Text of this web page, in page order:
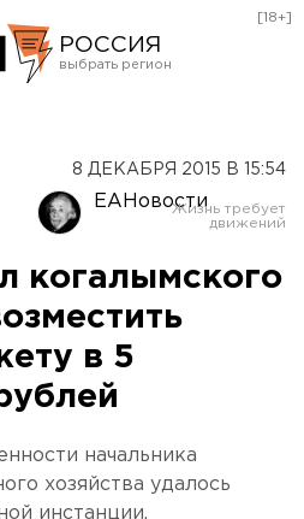
РОССИЯ
Оренбург
[18+]
8 ДЕКАБРЯ 2015 В 15:54
ЕАНовости
когалымского
в 5
начальника
хозяйства удалось
инстанции.